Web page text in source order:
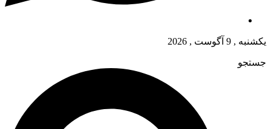
یکشنبه , 9 آگوست , 2026
جستجو